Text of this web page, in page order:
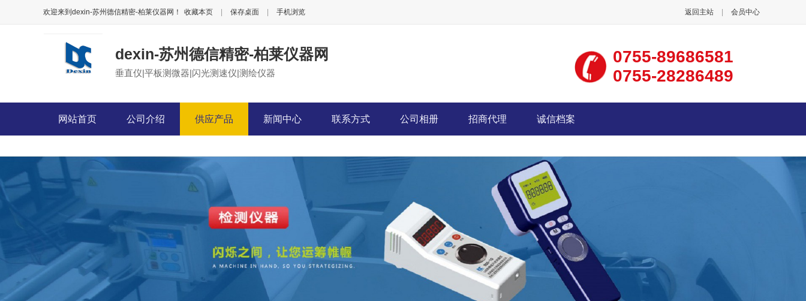
返回主站 会员中心
欢迎来到dexin-苏州德信精密-柏莱仪器网！ 收藏本页 保存桌面 手机浏览
dexin-苏州德信精密-柏莱仪器网
垂直仪|平板测微器|闪光测速仪|测绘仪器
0755-89686581
0755-28286489
网站首页 公司介绍 供应产品 新闻中心 联系方式 公司相册 招商代理 诚信档案